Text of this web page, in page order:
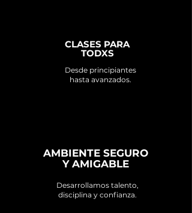
CLASES PARA
TODXS
Desde principiantes
hasta avanzados.
AMBIENTE SEGURO
Y AMIGABLE
Desarrollamos talento,
disciplina y confianza.